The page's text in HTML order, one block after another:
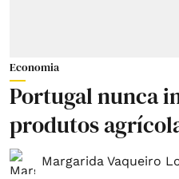
Economia
Portugal nunca
produtos
Margarida Vaqueiro